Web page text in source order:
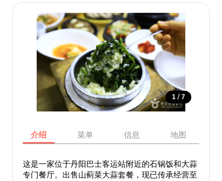
1 / 7
介绍 菜单 信息 地图
这是一家位于丹阳巴士客运站附近的石锅饭和大蒜
专门餐厅。出售山蓟菜大蒜套餐，现已传承经营至